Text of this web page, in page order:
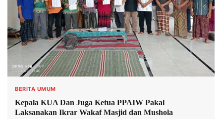
BERITA UMUM
Kepala KUA Dan Juga Ketua PPAIW Pakal
Laksanakan Ikrar Wakaf Masjid dan Mushola